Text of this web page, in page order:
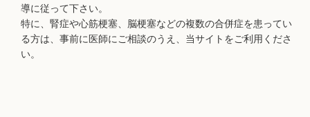
導に従って下さい。
特に、腎症や心筋梗塞、脳梗塞などの複数の合併症を患ってい
る方は、事前に医師にご相談のうえ、当サイトをご利用くださ
い。